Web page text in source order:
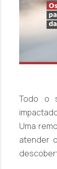
Todo o
Uma
atender